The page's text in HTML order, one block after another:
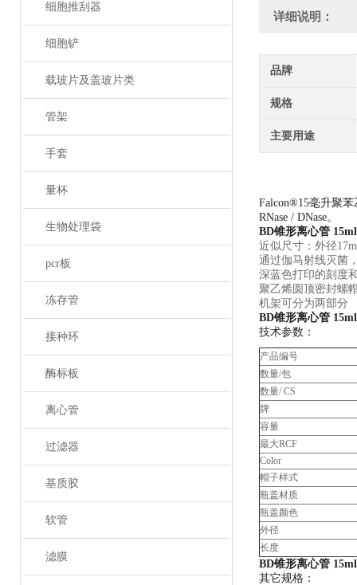
细胞推刮器
细胞铲
载玻片及盖玻片类
管架
手套
量杯
生物处理袋
pcr板
冻存管
接种环
酶标板
离心管
过滤器
基质胶
软管
滤膜
详细说明：
品牌
规格
主要用途
Falcon®15毫升聚
RNase / DNase。
BD锥形离心管
近似尺寸：外径
通过伽马射线灭菌
深蓝色打印的刻度
聚乙烯圆顶密封螺
机架可分为两部分
BD锥形离心管
技术参数：
产品编号
数量/包
数量/ CS
牌
容量
最大RCF
Color
帽子样式
瓶盖材质
瓶盖颜色
外径
长度
BD锥形离心管
其它规格：